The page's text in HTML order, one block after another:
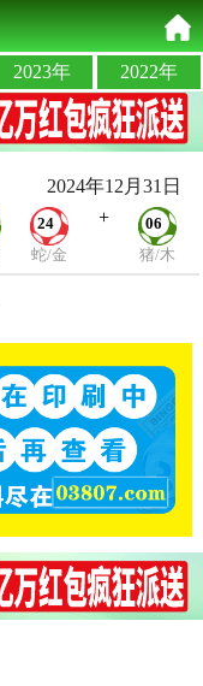
2023年 2022年
2024年12月31日
24
蛇/金
+
06
猪/木